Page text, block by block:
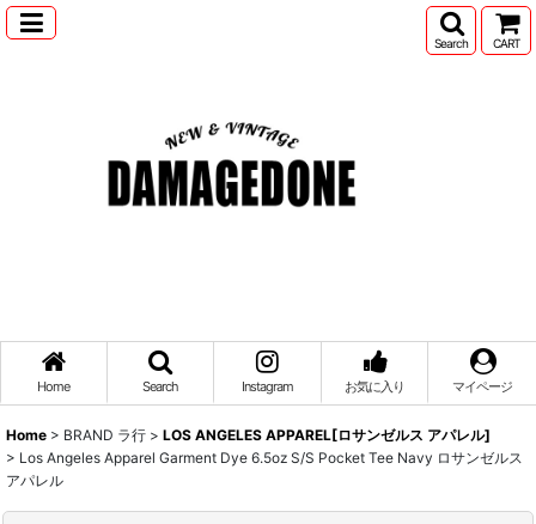
Search CART
Home Search Instagram お気に入り マイページ
Home > BRAND ラ行 > LOS ANGELES APPAREL[ロサンゼルス アパレル]
> Los Angeles Apparel Garment Dye 6.5oz S/S Pocket Tee Navy ロサンゼルス
アパレル